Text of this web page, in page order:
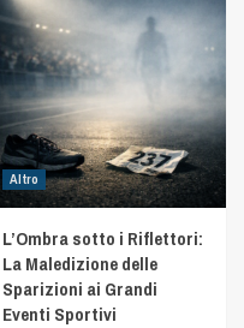
Altro
L’Ombra sotto i Riflettori:
La Maledizione delle
Sparizioni ai Grandi
Eventi Sportivi